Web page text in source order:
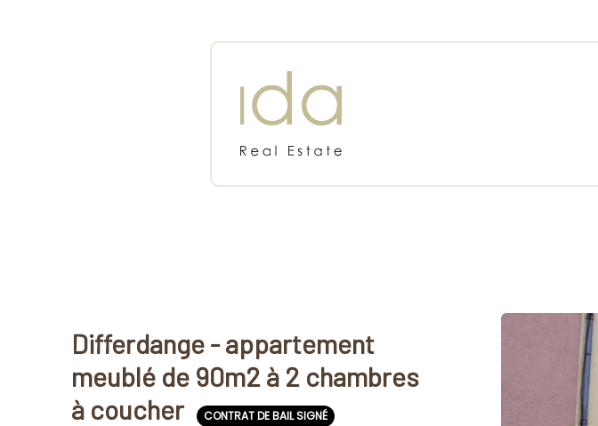
IDA REAL ESTATE
Differdange - appartement
meublé de 90m2 à 2 chambres
à coucher
CONTRAT DE BAIL SIGNÉ